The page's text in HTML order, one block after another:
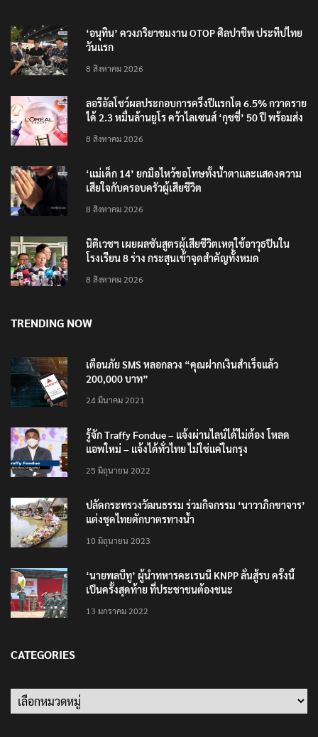
‘อนุทิน’ ควงภริยาชมงาน OTOP ศิลปาชีพ ประทีปไทย
วันแรก
8 สิงหาคม 2026
ลอรีอัลโชว์ผลประกอบการครึ่งปีแรกโต 6.5% กวาดราย
ได้ 2.3 หมื่นล้านยูโร คว้าไลเซนส์ ‘กุชชี่’ 50 ปี พร้อมส่ง
8 สิงหาคม 2026
‘แม่เด็ก 14’ ยกมือไหว้ขอโทษทั้งน้ำตาและแสดงความ
เสียใจกับครอบครัวผู้เสียชีวิต
8 สิงหาคม 2026
นิติเวชฯ เผยผลชันสูตรผู้เสียชีวิตเหตุใช้อาวุธปืนใน
โรงเรียน 8 ร่าง กระสุนเข้าจุดสำคัญทั้งหมด
8 สิงหาคม 2026
TRENDING NOW
เตือนภัย SMS หลอกลวง “คุณฝากเงินสำเร็จแล้ว
200,000 บาท”
24 มีนาคม 2021
รู้จัก Traffy Fondue – แจ้งผ่านไลน์ได้ไม่ต้อง โหลด
แอพใหม่ – แจ้งได้ทั่วไทย ไม่ใช่แค่ในกรุง
25 มิถุนายน 2022
ปลัดกระทรวงวัฒนธรรม ร่วมกิจกรรม ‘นาวาภิกขาจาร’
แต่งชุดไทยตักบาตรทางน้ำ
10 มิถุนายน 2023
‘นายพลบีทู’ ผู้นำทหารคะเรนนี KNPP ลั่นสู้รบ ครั้งนี้
เป็นครั้งสุดท้าย ที่ประชาชนต้องชนะ
13 มกราคม 2022
CATEGORIES